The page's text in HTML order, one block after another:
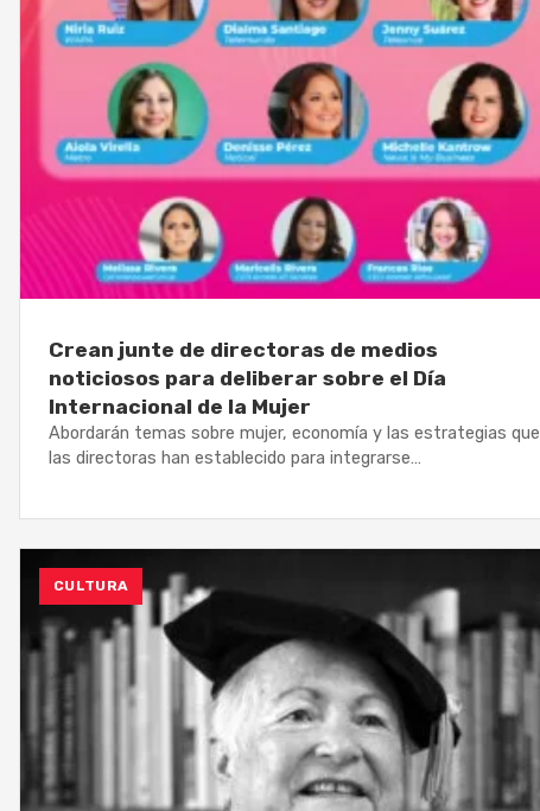
Crean junte de directoras de medios
noticiosos para deliberar sobre el Día
Internacional de la Mujer
Abordarán temas sobre mujer, economía y las estrategias que
las directoras han establecido para integrarse…
CULTURA